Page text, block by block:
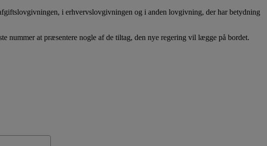
i erhvervslovgivningen og i anden lovgivning, der har betydning
nummer at præsentere nogle af de tiltag, den nye regering vil lægge på bordet.